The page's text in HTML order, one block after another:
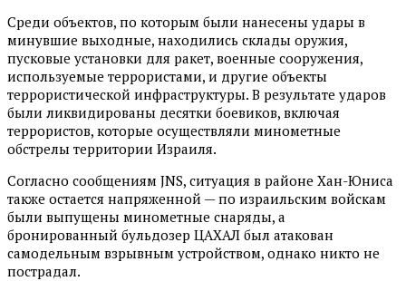
Среди объектов, по которым были нанесены удары в
минувшие выходные, находились склады оружия,
пусковые установки для ракет, военные сооружения,
используемые террористами, и другие объекты
террористической инфраструктуры. В результате ударов
были ликвидированы десятки боевиков, включая
террористов, которые осуществляли минометные
обстрелы территории Израиля.
Согласно сообщениям JNS, ситуация в районе Хан-Юниса
также остается напряженной — по израильским войскам
были выпущены минометные снаряды, а
бронированный бульдозер ЦАХАЛ был атакован
самодельным взрывным устройством, однако никто не
пострадал.